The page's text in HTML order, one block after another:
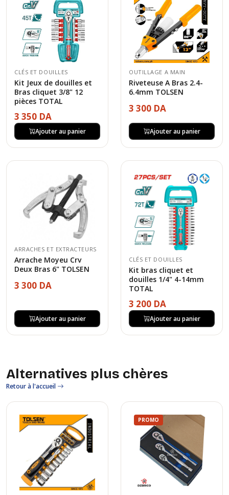
CLÉS ET DOUILLES
Kit Jeux de douilles et
Bras cliquet 3/8" 12
pièces TOTAL
3 350 DA
Ajouter au panier
OUTILLAGE A MAIN
Riveteuse A Bras 2.4-
6.4mm TOLSEN
3 300 DA
Ajouter au panier
ARRACHES ET EXTRACTEURS
Arrache Moyeu Crv
Deux Bras 6" TOLSEN
3 300 DA
Ajouter au panier
CLÉS ET DOUILLES
Kit bras cliquet et
douilles 1/4" 4-14mm
TOTAL
3 200 DA
Ajouter au panier
Alternatives plus chères
Retour à l'accueil
PROMO